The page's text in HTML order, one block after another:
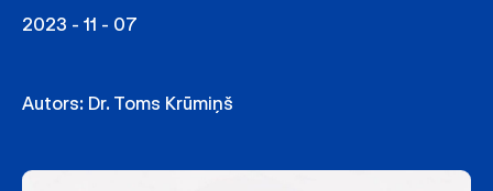
2023 - 11 - 07
Autors: Dr. Toms Krūmiņš